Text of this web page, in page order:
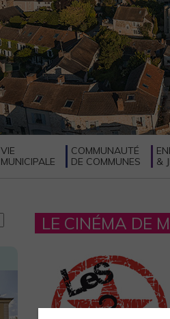
VIE
MUNICIPALE
COMMUNAUTÉ
DE COMMUNES
&
LE CINÉMA DE